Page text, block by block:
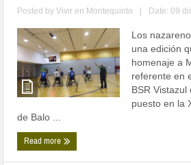
Posted byVivir en Montequinto Date: 09
Los
una edición
homenaje a
referente en
BSR
puesto en la
de Balo ...
Read more